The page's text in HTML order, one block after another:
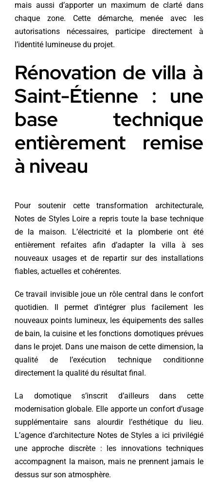
mais aussi d’apporter un maximum de clarté dans
chaque zone. Cette démarche, menée avec les
autorisations nécessaires, participe directement à
l’identité lumineuse du projet.
Rénovation de villa à
Saint-Étienne : une
base technique
entièrement remise
à niveau
Pour soutenir cette transformation architecturale,
Notes de Styles Loire a repris toute la base technique
de la maison. L’électricité et la plomberie ont été
entièrement refaites afin d’adapter la villa à ses
nouveaux usages et de repartir sur des installations
fiables, actuelles et cohérentes.
Ce travail invisible joue un rôle central dans le confort
quotidien. Il permet d’intégrer plus facilement les
nouveaux points lumineux, les équipements des salles
de bain, la cuisine et les fonctions domotiques prévues
dans le projet. Dans une maison de cette dimension, la
qualité de l’exécution technique conditionne
directement la qualité du résultat final.
La domotique s’inscrit d’ailleurs dans cette
modernisation globale. Elle apporte un confort d’usage
supplémentaire sans alourdir l’esthétique du lieu.
L’agence d’architecture Notes de Styles a ici privilégié
une approche discrète : les innovations techniques
accompagnent la maison, mais ne prennent jamais le
dessus sur son atmosphère.